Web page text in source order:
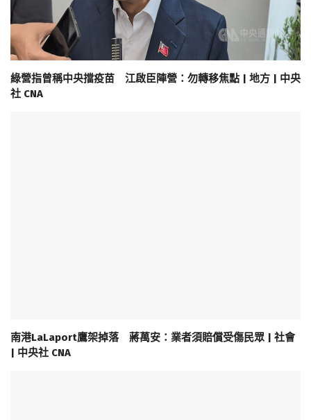
綠營指曾稱中央擋疫苗 江啟臣陣營：勿轉移焦點 | 地方 | 中央
社 CNA
南港LaLaport鷹架掉落 蔣萬安：業者須賠償受傷民眾 | 社會
| 中央社 CNA